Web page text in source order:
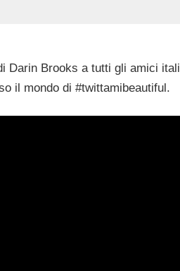
Darin Brooks a tutti gli amici
il mondo di #twittamibeautiful.